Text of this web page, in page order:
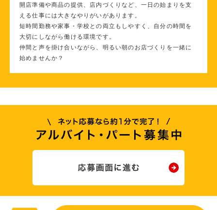
開店準備や商品の提供、店内づくりなど、一日の始まりを支
える仕事には大きなやりがいがあります。
短時間勤務や家事・学校との両立もしやすく、自分の時間を
大切にしながら働ける環境です。
仲間と声を掛け合いながら、明るい朝のお店づくりを一緒に
始めませんか？